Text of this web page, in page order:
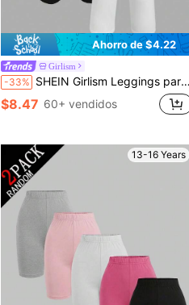
Ahorro de $4.22
Girlism
-33% SHEIN Girlism Leggings para adolescentes 2 piezas Negro & Gris Longitud 7/10 Ajustados Casuales Pantalones Base Adecuados para Verano & Otoño
$8.47 60+ vendidos
13-16 Years